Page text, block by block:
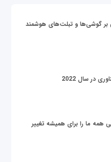
بر گوشی‌ها و تبلت‌های هوشمند
همه ما را برای همیشه تغییر